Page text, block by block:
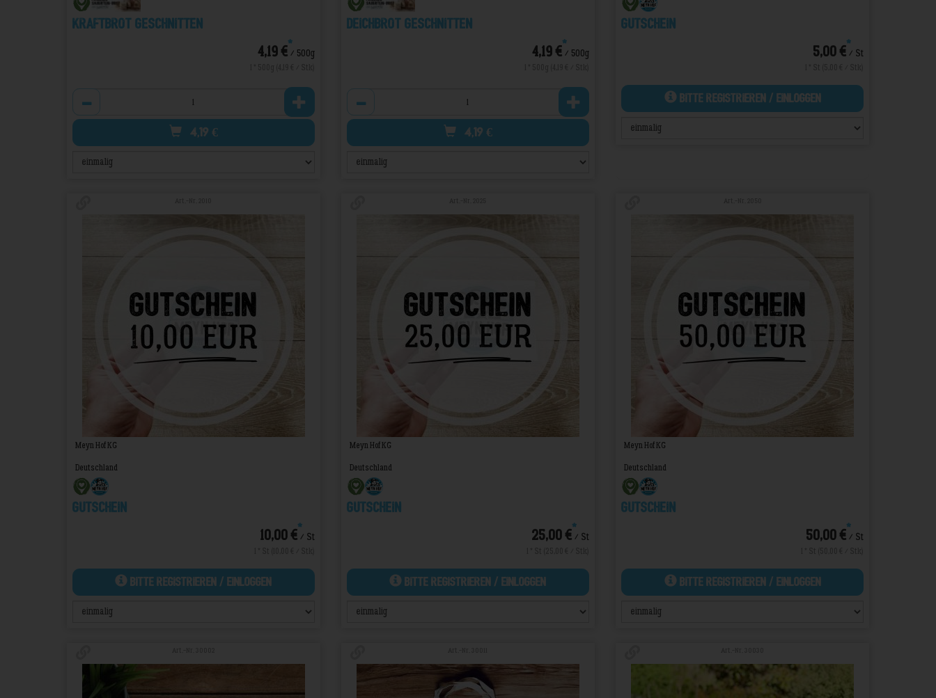
Kraftbrot geschnitten
4,19 €*/ 500g
4,19 €
Deichbrot geschnitten
4,19 €*/ 500g
4,19 €
Gutschein
5,00 €*/ St
Bitte Registrieren / Einloggen
Meyn Hof KG
Deutschland
Gutschein
10,00 €*/ St
Bitte Registrieren / Einloggen
Meyn Hof KG
Deutschland
Gutschein
25,00 €*/ St
Bitte Registrieren / Einloggen
Meyn Hof KG
Deutschland
Gutschein
50,00 €*/ St
Bitte Registrieren / Einloggen